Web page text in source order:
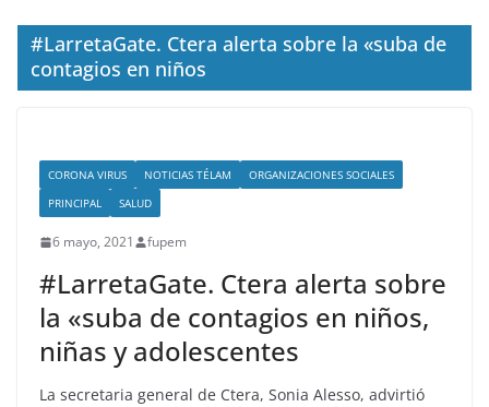
#LarretaGate. Ctera alerta sobre la «suba de
contagios en niños
CORONA VIRUS NOTICIAS TÉLAM
ORGANIZACIONES SOCIALES
PRINCIPAL
SALUD
6 mayo, 2021 fupem
#LarretaGate. Ctera alerta sobre
la «suba de contagios en niños,
niñas y adolescentes
La secretaria general de Ctera, Sonia Alesso, advirtió